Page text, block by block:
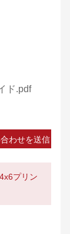
ド.pdf
わせを送信
プリン